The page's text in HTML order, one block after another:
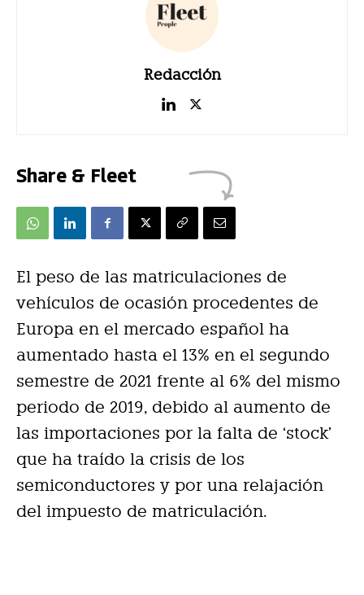
Redacción
Share & Fleet
El peso de las matriculaciones de
vehículos de ocasión procedentes de
Europa en el mercado español ha
aumentado hasta el 13% en el segundo
semestre de 2021 frente al 6% del mismo
periodo de 2019, debido al aumento de
las importaciones por la falta de ‘stock’
que ha traído la crisis de los
semiconductores y por una relajación
del impuesto de matriculación.